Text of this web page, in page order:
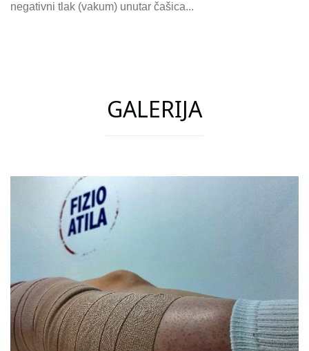
negativni tlak (vakum) unutar čašica...
GALERIJA